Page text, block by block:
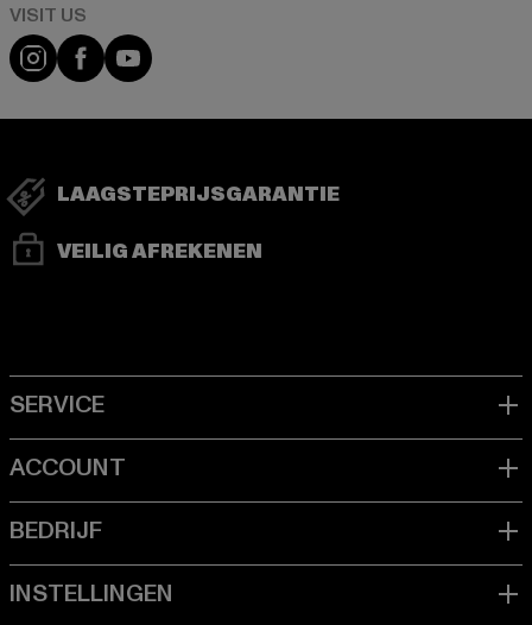
Visit our Instagram page:
Visit our Facebook page:
Visit our YouTube channel:
LAAGSTEPRIJSGARANTIE
VEILIG AFREKENEN